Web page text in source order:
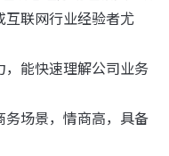
联网行业经验者尤
能快速理解公司业务
场景，情商高，具备